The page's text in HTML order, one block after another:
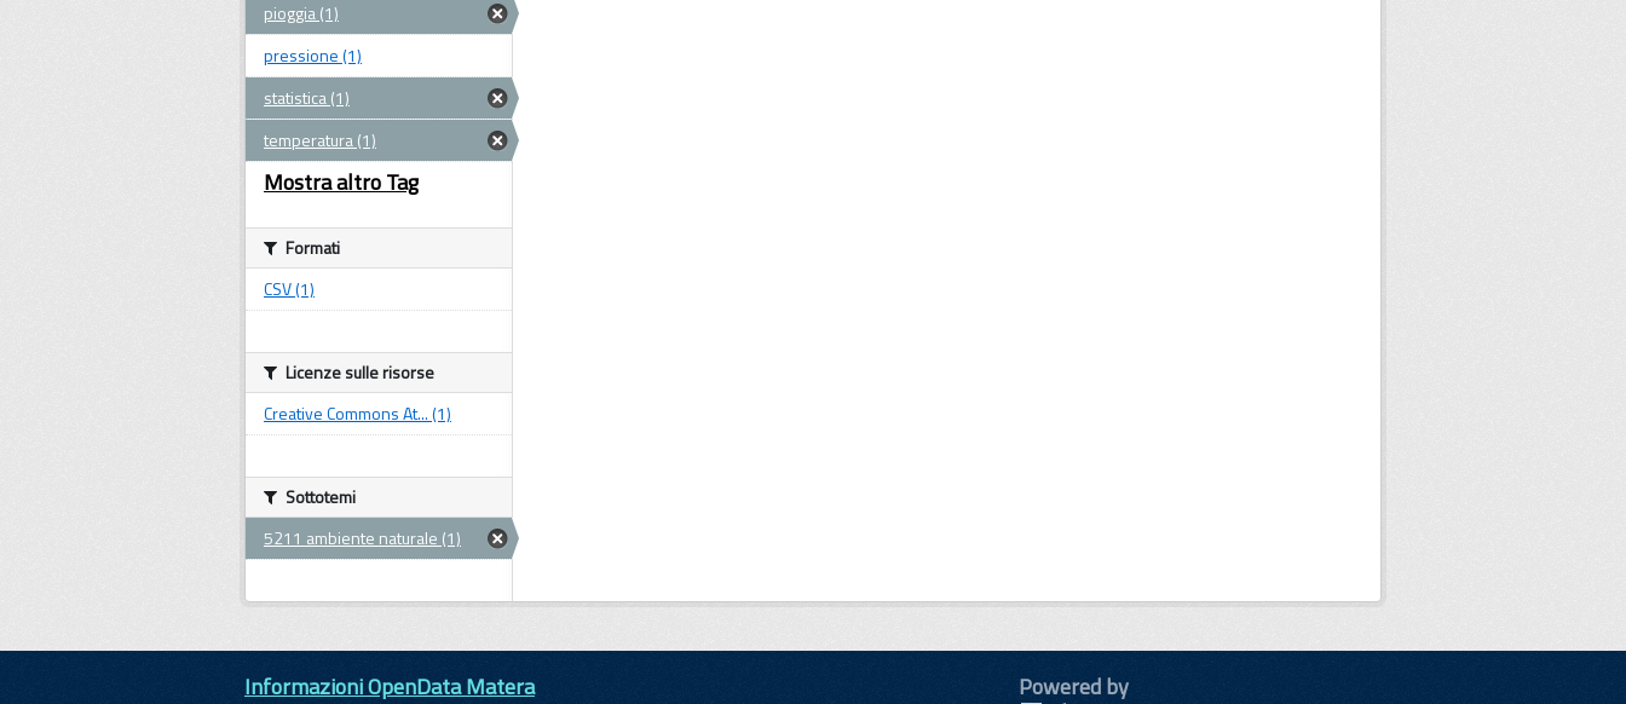
pioggia (1)
pressione (1)
statistica (1)
temperatura (1)
Mostra altro Tag
Formati
CSV (1)
Licenze sulle risorse
Creative Commons At... (1)
Sottotemi
5211 ambiente naturale (1)
Informazioni OpenData Matera
Powered by